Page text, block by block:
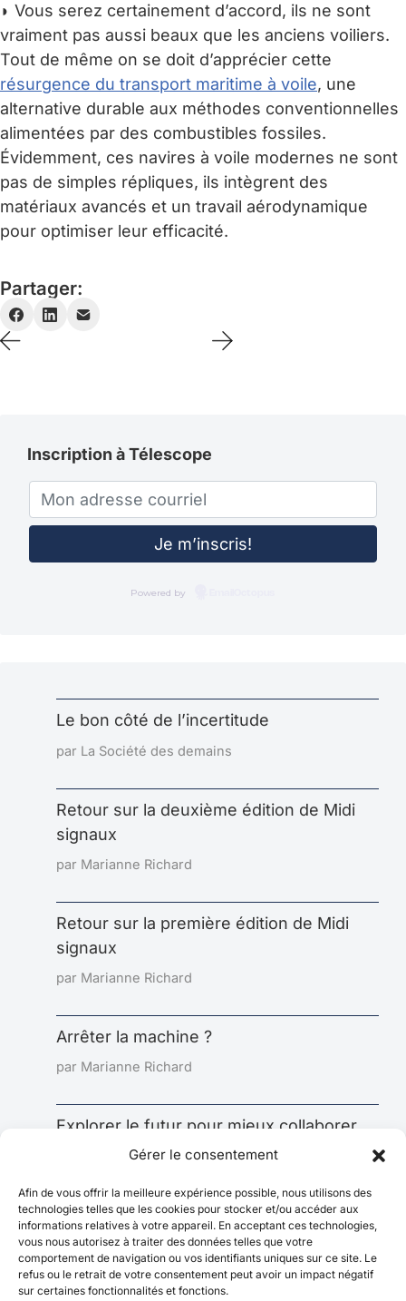
Gérer le consentement
Afin de vous offrir la meilleure expérience possible, nous utilisons des
technologies telles que les cookies pour stocker et/ou accéder aux
informations relatives à votre appareil. En acceptant ces technologies,
vous nous autorisez à traiter des données telles que votre
comportement de navigation ou vos identifiants uniques sur ce site. Le
refus ou le retrait de votre consentement peut avoir un impact négatif
sur certaines fonctionnalités et fonctions.
◗ Vous serez certainement d’accord, ils ne sont
vraiment pas aussi beaux que les anciens voiliers.
Tout de même on se doit d’apprécier cette
résurgence du transport maritime à voile, une
alternative durable aux méthodes conventionnelles
alimentées par des combustibles fossiles.
Évidemment, ces navires à voile modernes ne sont
pas de simples répliques, ils intègrent des
matériaux avancés et un travail aérodynamique
pour optimiser leur efficacité.
Partager:
Inscription à Télescope
Powered by
Le bon côté de l’incertitude
par La Société des demains
Retour sur la deuxième édition de Midi
signaux
par Marianne Richard
Retour sur la première édition de Midi
signaux
par Marianne Richard
Arrêter la machine ?
par Marianne Richard
Explorer le futur pour mieux collaborer
aujourd’hui : l’impact sous-estimé de la
par Marianne Richard